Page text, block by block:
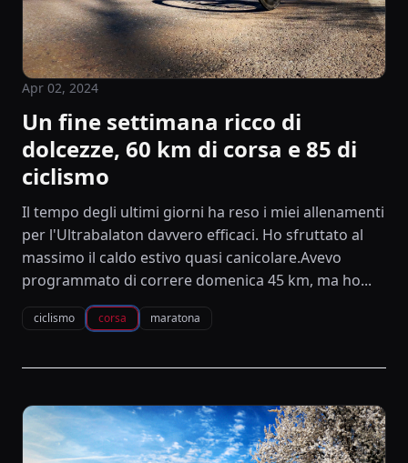
Apr 02, 2024
Un fine settimana ricco di
dolcezze, 60 km di corsa e 85 di
ciclismo
Il tempo degli ultimi giorni ha reso i miei allenamenti
per l'Ultrabalaton davvero efficaci. Ho sfruttato al
massimo il caldo estivo quasi canicolare.Avevo
programmato di correre domenica 45 km, ma ho...
ciclismo corsa maratona